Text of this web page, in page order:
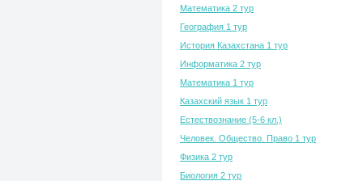
Математика 2 тур
География 1 тур
История Казахстана 1 тур
Информатика 2 тур
Математика 1 тур
Казахский язык 1 тур
Естествознание (5-6 кл.)
Человек. Общество. Право 1 тур
Физика 2 тур
Биология 2 тур